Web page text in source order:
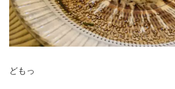
どもっ